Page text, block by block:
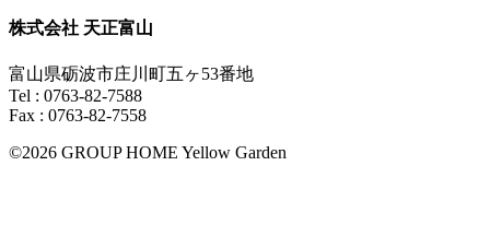
株式会社 天正富山
富山県砺波市庄川町五ヶ53番地
Tel : 0763-82-7588
Fax : 0763-82-7558
©2026 GROUP HOME Yellow Garden